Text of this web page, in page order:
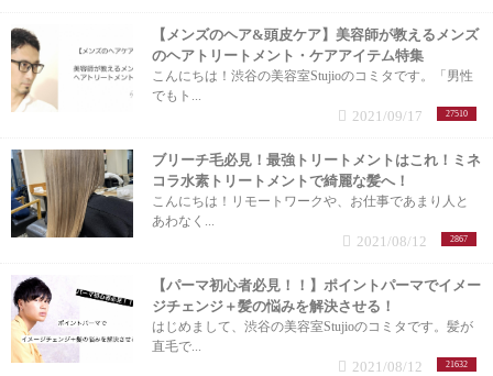
【メンズのヘア&頭皮ケア】美容師が教えるメンズ
のヘアトリートメント・ケアアイテム特集
こんにちは！渋谷の美容室Stujioのコミタです。「男性
でもト...
27510
2021/09/17
ブリーチ毛必見！最強トリートメントはこれ！ミネ
コラ水素トリートメントで綺麗な髪へ！
こんにちは！リモートワークや、お仕事であまり人と
あわなく...
2867
2021/08/12
【パーマ初心者必見！！】ポイントパーマでイメー
ジチェンジ＋髪の悩みを解決させる！
はじめまして、渋谷の美容室Stujioのコミタです。髪が
直毛で...
21632
2021/08/12